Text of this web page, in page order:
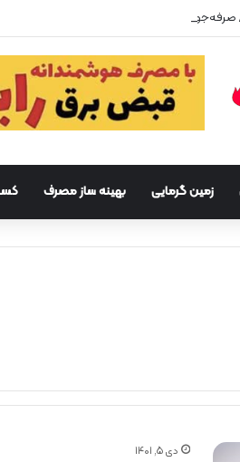
زمین گرمایی بهینه ساز مصرف
دی ۵, ۱۴۰۱